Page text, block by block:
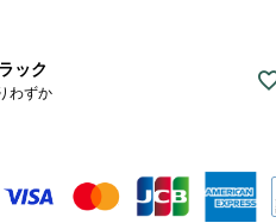
ック
わずか